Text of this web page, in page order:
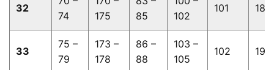
32
74
175
85
102
101 18.5
33
75 –
79
173 –
178
86 –
88
103 –
105
102 19.0